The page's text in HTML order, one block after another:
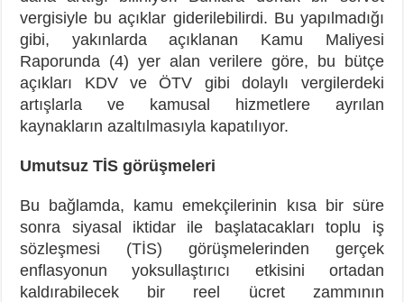
vergisiyle bu açıklar giderilebilirdi. Bu yapılmadığı
gibi, yakınlarda açıklanan Kamu Maliyesi
Raporunda (4) yer alan verilere göre, bu bütçe
açıkları KDV ve ÖTV gibi dolaylı vergilerdeki
artışlarla ve kamusal hizmetlere ayrılan
kaynakların azaltılmasıyla kapatılıyor.
Umutsuz TİS görüşmeleri
Bu bağlamda, kamu emekçilerinin kısa bir süre
sonra siyasal iktidar ile başlatacakları toplu iş
sözleşmesi (TİS) görüşmelerinden gerçek
enflasyonun yoksullaştırıcı etkisini ortadan
kaldırabilecek bir reel ücret zammının